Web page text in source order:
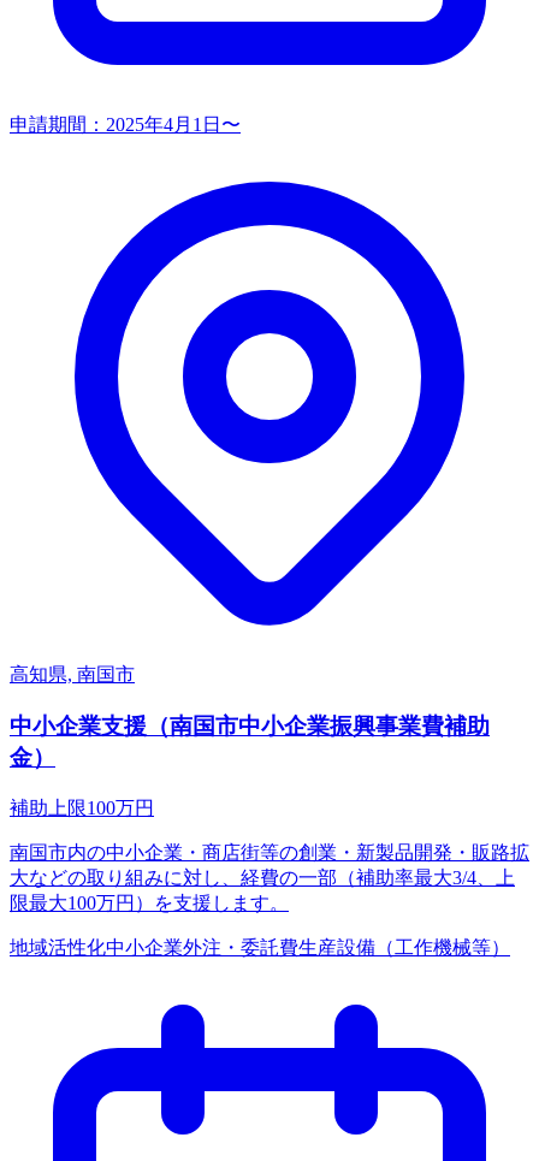
申請期間： 2025年4月1日〜
高知県, 南国市
中小企業支援（南国市中小企業振興事業費補助
金）
補助上限100万円
南国市内の中小企業・商店街等の創業・新製品開発・販路拡
大などの取り組みに対し、経費の一部（補助率最大3/4、上
限最大100万円）を支援します。
地域活性化中小企業外注・委託費生産設備（工作機械等）